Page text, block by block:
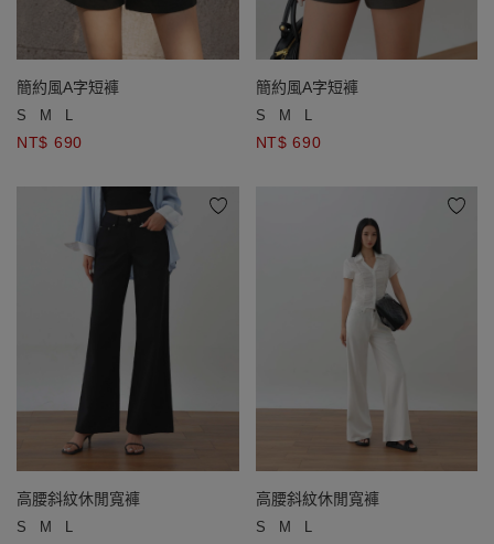
簡約風A字短褲
S M L
NT$ 690
簡約風A字短褲
S M L
NT$ 690
高腰斜紋休閒寬褲
S M L
高腰斜紋休閒寬褲
S M L